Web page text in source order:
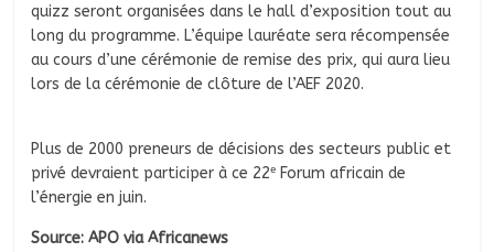
quizz seront organisées dans le hall d’exposition tout au
long du programme. L’équipe lauréate sera récompensée
au cours d’une cérémonie de remise des prix, qui aura lieu
lors de la cérémonie de clôture de l’AEF 2020.
Plus de 2000 preneurs de décisions des secteurs public et
privé devraient participer à ce 22e Forum africain de
l’énergie en juin.
Source: APO via Africanews